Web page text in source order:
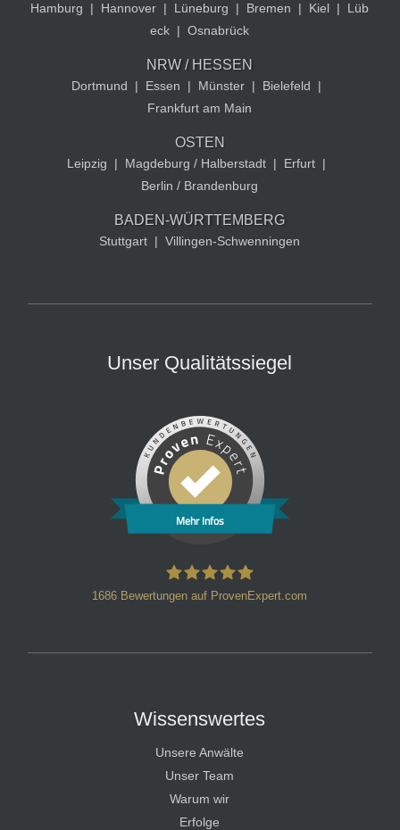
Hamburg | Hannover | Lüneburg | Bremen | Kiel |
Lüb
eck | Osnabrück
NRW / HESSEN
Dortmund | Essen | Münster | Bielefeld
|
Frankfurt am Main
OSTEN
Leipzig | Magdeburg / Halberstadt | Erfurt |
Berlin / Brandenburg
BADEN-WÜRTTEMBERG
Stuttgart | Villingen-Schwenningen
Unser Qualitätssiegel
Mehr Infos
1686 Bewertungen auf ProvenExpert.com
Wissenswertes
Unsere Anwälte
Unser Team
Warum wir
Erfolge